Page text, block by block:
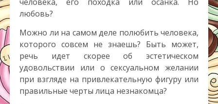
любовь?
Можно ли на самом деле полюбить человека,
которого совсем не знаешь? Быть может,
речь идет скорее об эстетическом
удовольствии или о сексуальном желании
при взгляде на привлекательную фигуру или
правильные черты лица незнакомца?